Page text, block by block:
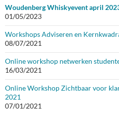
Woudenberg Whiskyevent april
01/05/2023
Workshops Adviseren en
08/07/2021
Online workshop netwerken
16/03/2021
Online Workshop Zichtbaar voor
2021
07/01/2021